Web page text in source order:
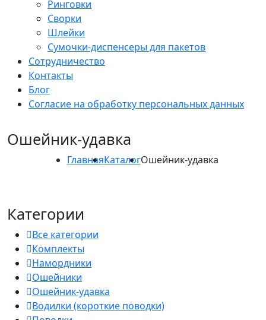
Ринговки
Сворки
Шлейки
Сумочки-диспенсеры для пакетов
Сотрудничество
Контакты
Блог
Согласие на обработку персональных данных
Ошейник-удавка
ГлавнаяКаталогОшейник-удавка
Категории
Все категории
Комплекты
Намордники
Ошейники
Ошейник-удавка
Водилки (короткие поводки)